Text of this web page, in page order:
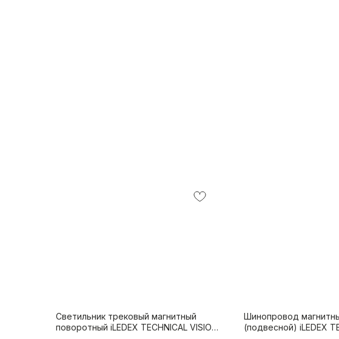
Светильник трековый магнитный
поворотный iLEDEX TECHNICAL VISION
Шинопровод
(подвесной) iLEDEX